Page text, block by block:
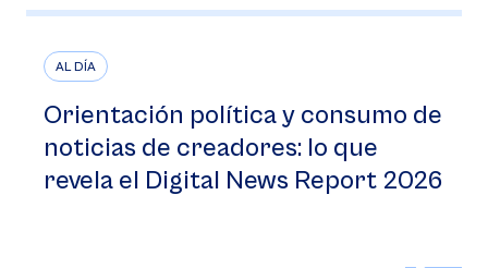
AL DÍA
Orientación política y consumo de
noticias de creadores: lo que
revela el Digital News Report 2026